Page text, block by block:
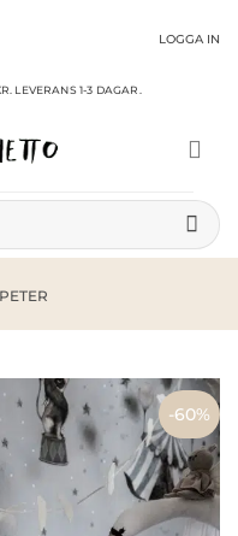
LOGGA IN
LEVERANS 1-3 DAGAR.
-60%